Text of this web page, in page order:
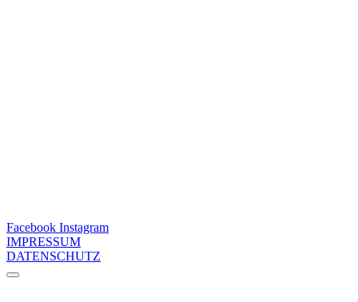
Facebook Instagram
IMPRESSUM
DATENSCHUTZ